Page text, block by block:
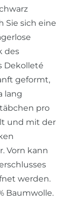
Sie sich eine
des
Dekolleté
geformt,
lang
pro
und mit der
Vorn kann
werden.
Baumwolle.